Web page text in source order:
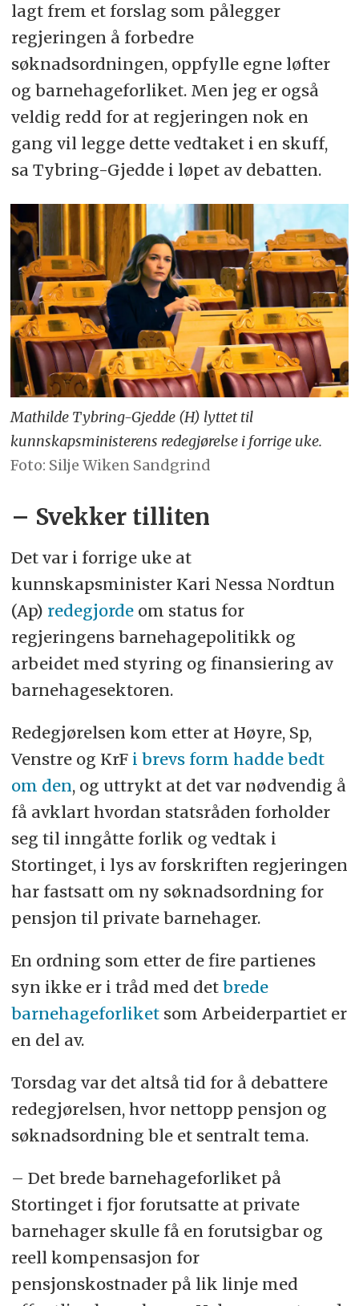
lagt frem et forslag som pålegger
regjeringen å forbedre
søknadsordningen, oppfylle egne løfter
og barnehageforliket. Men jeg er også
veldig redd for at regjeringen nok en
gang vil legge dette vedtaket i en skuff,
sa Tybring-Gjedde i løpet av debatten.
Mathilde Tybring-Gjedde (H) lyttet til
kunnskapsministerens redegjørelse i forrige uke.
Foto: Silje Wiken Sandgrind
– Svekker tilliten
Det var i forrige uke at
kunnskapsminister Kari Nessa Nordtun
(Ap) redegjordeom status for
regjeringens barnehagepolitikk og
arbeidet med styring og finansiering av
barnehagesektoren.
Redegjørelsen kom etter at Høyre, Sp,
Venstre og KrF i brevs form hadde bedt
om den, og uttrykt at det var nødvendig å
få avklart hvordan statsråden forholder
seg til inngåtte forlik og vedtak i
Stortinget, i lys av forskriften regjeringen
har fastsatt om ny søknadsordning for
pensjon til private barnehager.
En ordning som etter de fire partienes
syn ikke er i tråd med det brede
barnehageforliketsom Arbeiderpartiet er
en del av.
Torsdag var det altså tid for å debattere
redegjørelsen, hvor nettopp pensjon og
søknadsordning ble et sentralt tema.
– Det brede barnehageforliket på
Stortinget i fjor forutsatte at private
barnehager skulle få en forutsigbar og
reell kompensasjon for
pensjonskostnader på lik linje med